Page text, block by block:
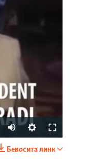
Бевосита линк